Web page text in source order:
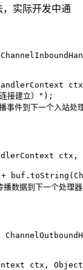
实际开发中通
接建立）" );
件到下一个入站处
ctx,
+
数据到下一个处理器
ctx,